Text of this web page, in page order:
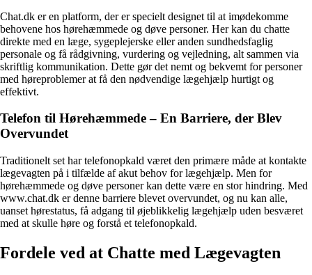
Chat.dk er en platform, der er specielt designet til at imødekomme
behovene hos hørehæmmede og døve personer. Her kan du chatte
direkte med en læge, sygeplejerske eller anden sundhedsfaglig
personale og få rådgivning, vurdering og vejledning, alt sammen via
skriftlig kommunikation. Dette gør det nemt og bekvemt for personer
med høreproblemer at få den nødvendige lægehjælp hurtigt og
effektivt.
Telefon til Hørehæmmede – En Barriere, der Blev
Overvundet
Traditionelt set har telefonopkald været den primære måde at kontakte
lægevagten på i tilfælde af akut behov for lægehjælp. Men for
hørehæmmede og døve personer kan dette være en stor hindring. Med
www.chat.dk er denne barriere blevet overvundet, og nu kan alle,
uanset hørestatus, få adgang til øjeblikkelig lægehjælp uden besværet
med at skulle høre og forstå et telefonopkald.
Fordele ved at Chatte med Lægevagten